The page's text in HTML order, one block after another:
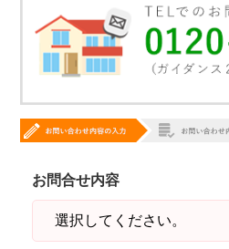
お問合せ内容